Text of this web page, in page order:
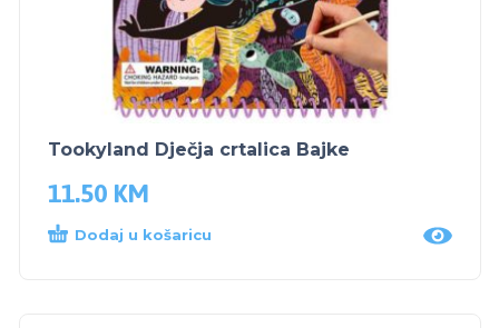
Tookyland Dječja crtalica Bajke
11.50 KM
Dodaj u košaricu